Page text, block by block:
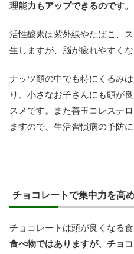
理能力もアップできるのです。
活性酸素は紫外線やたばこ、
生しますが、脳が疲れやすく
ナッツ類の中でも特にくるみ
り、小さなお子さんにも頭が
スメです。また善玉コレステ
ますので、生活習慣病の予防
チョコレートで集中力を高
チョコレートは頭が良くなる食
食べ物ではありますが、チョ